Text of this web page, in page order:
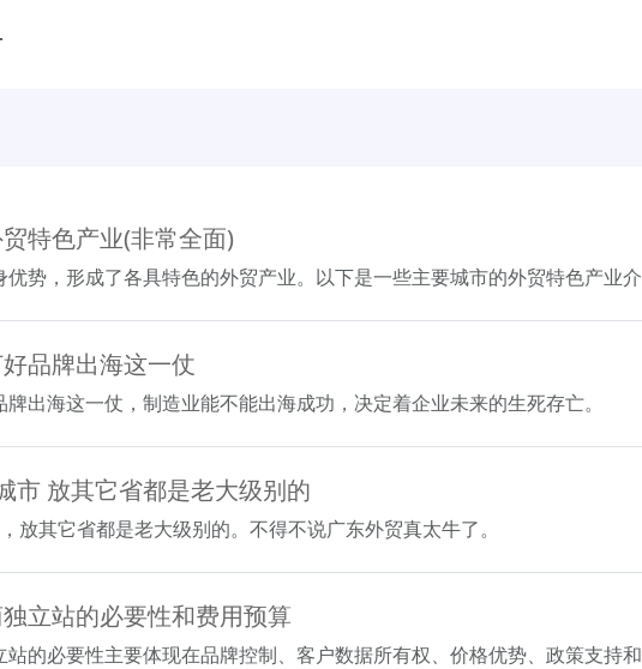
特色产业(非常全面)
势，形成了各具特色的外贸产业。以下是一些主要城市的外贸特色产业介
品牌出海这一仗
出海这一仗，制造业能不能出海成功，决定着企业未来的生死存亡。
市 放其它省都是老大级别的
放其它省都是老大级别的。不得不说广东外贸真太牛了。
立站的必要性和费用预算
的必要性主要体现在品牌控制、客户数据所有权、价格优势、政策支持